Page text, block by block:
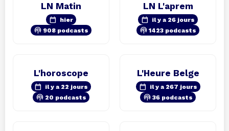
LN Matin
calendar_today hier
podcasts 908 podcasts
LN L'aprem
calendar_today il y a 26 jours
podcasts 1423 podcasts
L'horoscope
calendar_today il y a 22 jours
podcasts 20 podcasts
L'Heure Belge
calendar_today il y a 267 jours
podcasts 36 podcasts